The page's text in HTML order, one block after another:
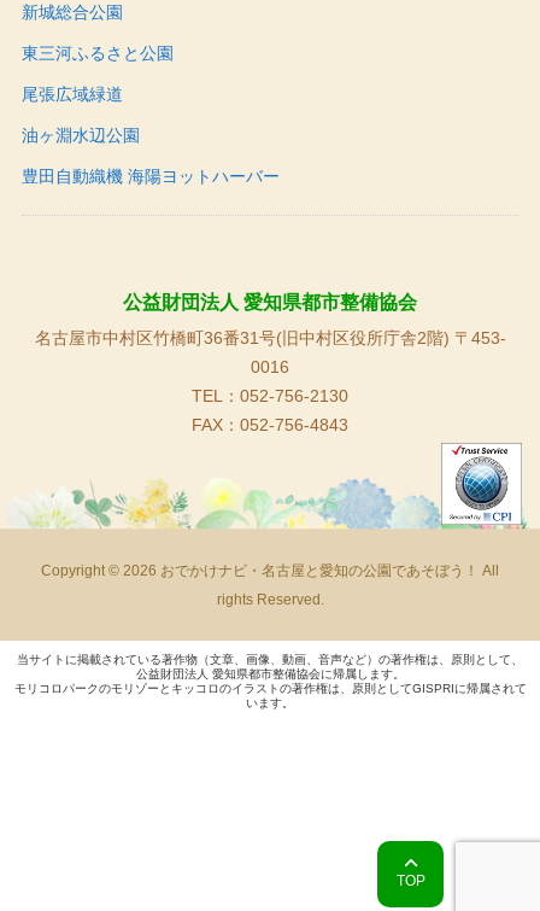
新城総合公園
東三河ふるさと公園
尾張広域緑道
油ヶ淵水辺公園
豊田自動織機 海陽ヨットハーバー
公益財団法人 愛知県都市整備協会
名古屋市中村区竹橋町36番31号(旧中村区役所庁舎2階) 〒453-
0016
TEL：052-756-2130
FAX：052-756-4843
Copyright © 2026 おでかけナビ・名古屋と愛知の公園であそぼう！ All
rights Reserved.
当サイトに掲載されている著作物（文章、画像、動画、音声など）の著作権は、原則として、
公益財団法人 愛知県都市整備協会に帰属します。
モリコロパークのモリゾーとキッコロのイラストの著作権は、原則としてGISPRIに帰属されて
います。
TOP